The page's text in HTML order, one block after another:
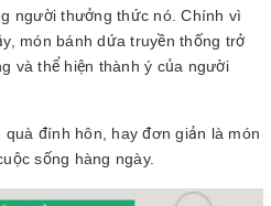
người thưởng thức nó. Chính vì
món bánh dứa truyền thống trở
và thể hiện thành ý của người
đính hôn, hay đơn giản là món
sống hàng ngày.